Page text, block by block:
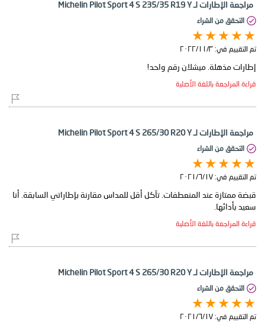
مراجعة الإطارات لـ Michelin Pilot Sport 4 S 235/35 R19 Y
التحقق من الشراء
تم التقييم في: ٣‏/١١‏/٢٠٢٢
إطارات مذهلة. ميشلان رقم واحد!
قراءة المراجعة باللغة الأصلية
مراجعة الإطارات لـ Michelin Pilot Sport 4 S 265/30 R20 Y
التحقق من الشراء
تم التقييم في: ١٧‏/٦‏/٢٠٢١
قبضة ممتازة عند المنعطفات. تآكل أقل للمداس مقارنة بإطاراتي السابقة. أنا
سعيد بأدائها.
قراءة المراجعة باللغة الأصلية
مراجعة الإطارات لـ Michelin Pilot Sport 4 S 265/30 R20 Y
التحقق من الشراء
تم التقييم في: ١٧‏/٦‏/٢٠٢١